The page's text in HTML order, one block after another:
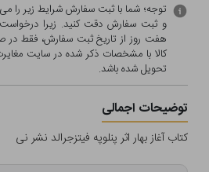
توجه؛ شما با ثبت سفارش شرایط زیر را
و ثبت سفارش دقت کنید. زیرا
هفت روز از تاریخ ثبت سفارش، فقط در
کالا با مشخصات ذکر شده در سایت
تحویل شده باشد.
توضیحات اجمالی
کتاب آغاز بهار اثر پنلوپه فیتزجرالد نشر نی